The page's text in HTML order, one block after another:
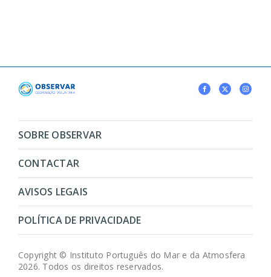
SOBRE OBSERVAR
CONTACTAR
AVISOS LEGAIS
POLÍTICA DE PRIVACIDADE
Copyright © Instituto Português do Mar e da Atmosfera
2026. Todos os direitos reservados.